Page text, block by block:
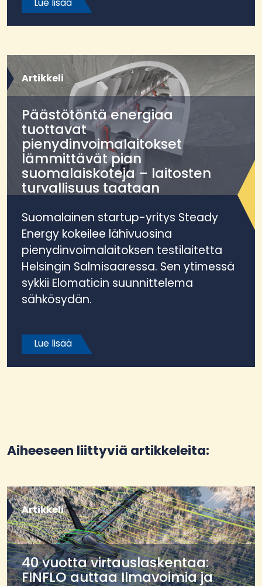
Artikkeli
Päästötöntä energiaa
tuottavat
pienydinvoimalaitokset
lämmittävät pian
suomalaiskoteja – laitosten
turvallisuus taataan
Suomalainen startup-yritys Steady
Energy kokeilee lähivuosina
pienydinvoimalaitoksen testilaitetta
Helsingin Salmisaaressa. Sen ytimessä
sykkii Elomaticin suunnittelema
sähkösydän.
Lue lisää
Aiheeseen liittyviä artikkeleita:
Artikkeli
40 vuotta virtauslaskentaa:
FINFLO auttaa Ilmavoimia ja